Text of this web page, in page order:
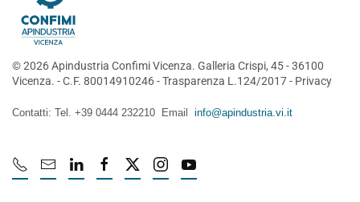
©2026Apindustria Confimi Vicenza. Galleria Crispi, 45 - 36100
Vicenza. - C.F. 80014910246 -Trasparenza L.124/2017- Privacy
Contatti: Tel. +39 0444 232210 Email info@apindustria.vi.it